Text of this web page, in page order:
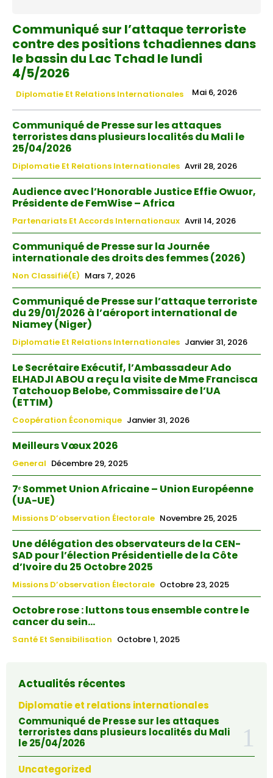
Communiqué sur l’attaque terroriste
contre des positions tchadiennes dans
le bassin du Lac Tchad le lundi
4/5/2026
Diplomatie Et Relations Internationales Mai 6, 2026
Communiqué de Presse sur les attaques
terroristes dans plusieurs localités du Mali le
25/04/2026
Diplomatie Et Relations Internationales Avril 28, 2026
Audience avec l’Honorable Justice Effie Owuor,
Présidente de FemWise – Africa
Partenariats Et Accords Internationaux Avril 14, 2026
Communiqué de Presse sur la Journée
internationale des droits des femmes (2026)
Non Classifié(e) Mars 7, 2026
Communiqué de Presse sur l’attaque terroriste
du 29/01/2026 à l’aéroport international de
Niamey (Niger)
Diplomatie Et Relations Internationales Janvier 31, 2026
Le Secrétaire Exécutif, l’Ambassadeur Ado
ELHADJI ABOU a reçu la visite de Mme Francisca
Tatchouop Belobe, Commissaire de l’UA
(ETTIM)
Coopération Économique Janvier 31, 2026
Meilleurs Vœux 2026
General Décembre 29, 2025
7ᵉ Sommet Union Africaine – Union Européenne
(UA-UE)
Missions D’observation Électorale Novembre 25, 2025
Une délégation des observateurs de la CEN-
SAD pour l’élection Présidentielle de la Côte
d’Ivoire du 25 Octobre 2025
Missions D’observation Électorale Octobre 23, 2025
Octobre rose : luttons tous ensemble contre le
cancer du sein…
Santé Et Sensibilisation Octobre 1, 2025
Actualités récentes
Diplomatie et relations internationales
Communiqué de Presse sur les attaques
terroristes dans plusieurs localités du Mali
le 25/04/2026
Uncategorized